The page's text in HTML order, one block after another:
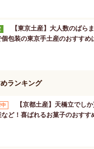
【東京土産】大人数のばら
個包装の東京手土産のおすすめ
ランキング
【京都土産】天橋立でし
など！喜ばれるお菓子のおすす